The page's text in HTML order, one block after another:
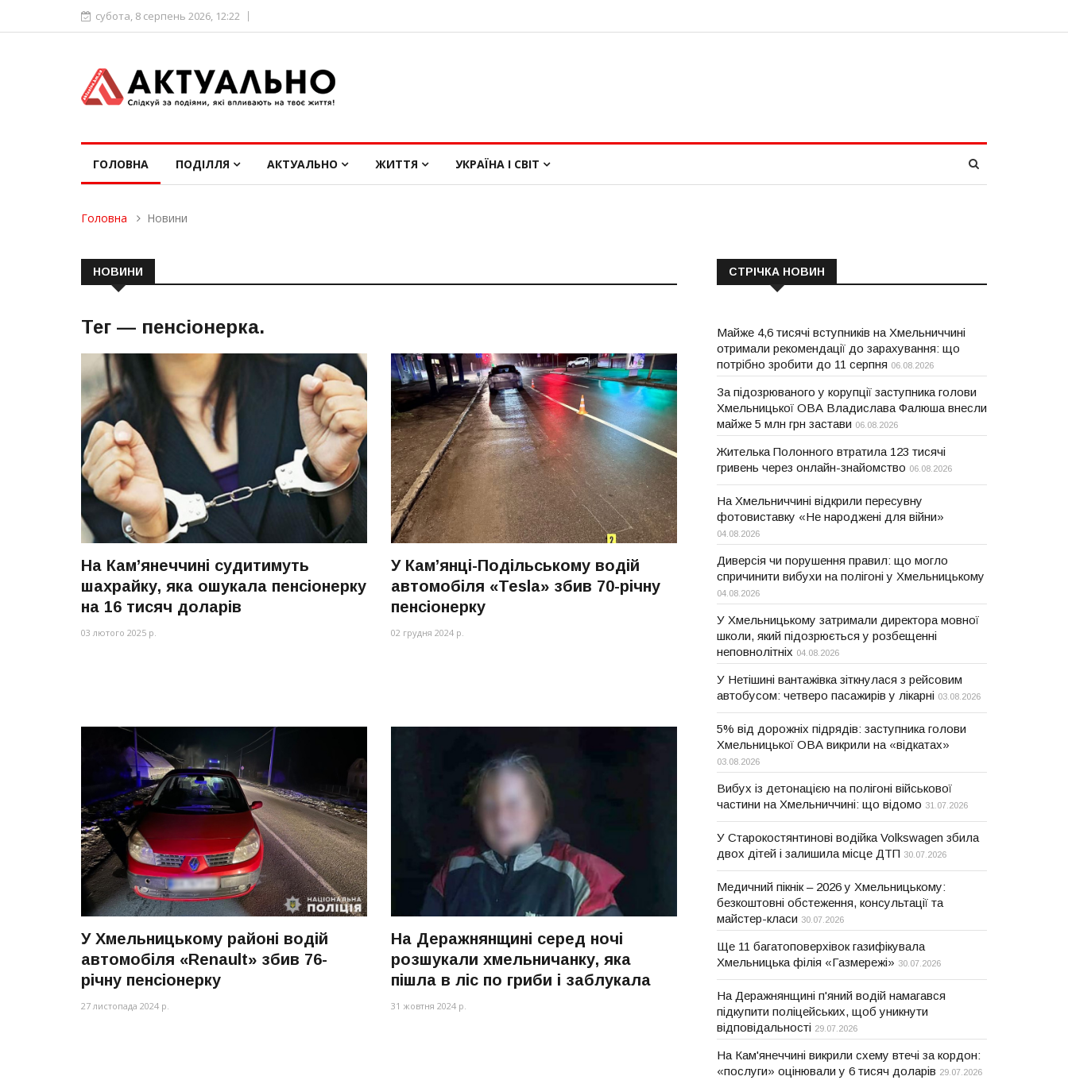
субота, 8 серпень 2026, 12:22
ГОЛОВНА ПОДІЛЛЯ АКТУАЛЬНО ЖИТТЯ УКРАЇНА І СВІТ
Головна Новини
НОВИНИ
Тег — пенсіонерка.
На Камʼянеччині судитимуть
шахрайку, яка ошукала пенсіонерку
на 16 тисяч доларів
03 лютого 2025 р.
У Кам’янці-Подільському водій
автомобіля «Tesla» збив 70-річну
пенсіонерку
02 грудня 2024 р.
У Хмельницькому районі водій
автомобіля «Renault» збив 76-
річну пенсіонерку
27 листопада 2024 р.
На Деражнянщині серед ночі
розшукали хмельничанку, яка
пішла в ліс по гриби і заблукала
31 жовтня 2024 р.
СТРІЧКА НОВИН
Майже 4,6 тисячі вступників на Хмельниччині
отримали рекомендації до зарахування: що
потрібно зробити до 11 серпня 06.08.2026
За підозрюваного у корупції заступника голови
Хмельницької ОВА Владислава Фалюша внесли
майже 5 млн грн застави 06.08.2026
Жителька Полонного втратила 123 тисячі
гривень через онлайн-знайомство 06.08.2026
На Хмельниччині відкрили пересувну
фотовиставку «Не народжені для війни»
04.08.2026
Диверсія чи порушення правил: що могло
спричинити вибухи на полігоні у Хмельницькому
04.08.2026
У Хмельницькому затримали директора мовної
школи, який підозрюється у розбещенні
неповнолітніх 04.08.2026
У Нетішині вантажівка зіткнулася з рейсовим
автобусом: четверо пасажирів у лікарні 03.08.2026
5% від дорожніх підрядів: заступника голови
Хмельницької ОВА викрили на «відкатах»
03.08.2026
Вибух із детонацією на полігоні військової
частини на Хмельниччині: що відомо 31.07.2026
У Старокостянтинові водійка Volkswagen збила
двох дітей і залишила місце ДТП 30.07.2026
Медичний пікнік – 2026 у Хмельницькому:
безкоштовні обстеження, консультації та
майстер-класи 30.07.2026
Ще 11 багатоповерхівок газифікувала
Хмельницька філія «Газмережі» 30.07.2026
На Деражнянщині п'яний водій намагався
підкупити поліцейських, щоб уникнути
відповідальності 29.07.2026
На Кам'янеччині викрили схему втечі за кордон:
«послуги» оцінювали у 6 тисяч доларів 29.07.2026